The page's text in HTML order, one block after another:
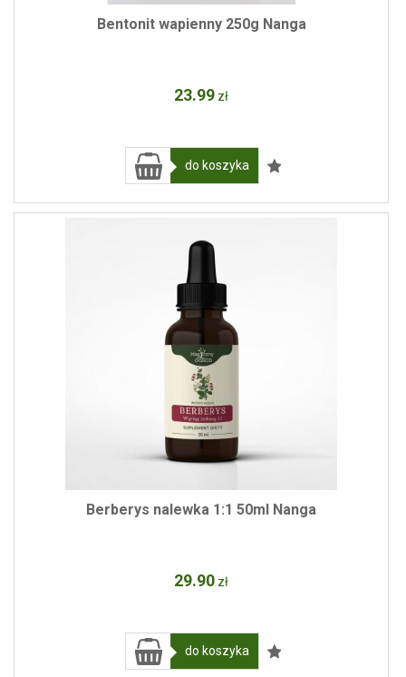
Bentonit wapienny 250g Nanga
23.99 zł
do koszyka
Berberys nalewka 1:1 50ml Nanga
29.90 zł
do koszyka